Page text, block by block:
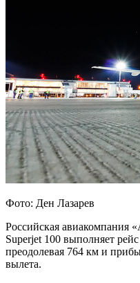
Фото: Ден Лазарев
Российская авиакомпания
Superjet 100 выполняет
преодолевая 764 км и
вылета.